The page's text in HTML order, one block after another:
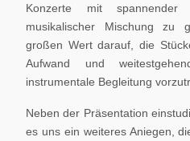
Konzerte mit spannender
musikalischer Mischung zu
großen Wert darauf, die
Aufwand und
instrumentale Begleitung
Neben der Präsentation
es uns ein weiteres Aniegen,